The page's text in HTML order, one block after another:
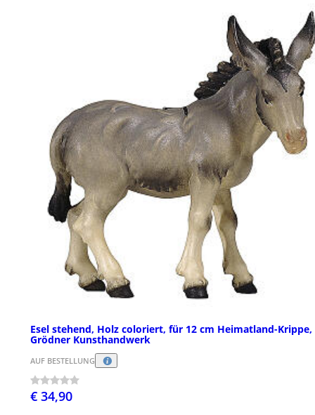
Esel stehend, Holz coloriert, für 12 cm Heimatland-Krippe,
Grödner Kunsthandwerk
AUF BESTELLUNG
€ 34,90